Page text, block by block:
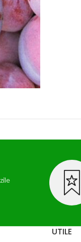
UTILE